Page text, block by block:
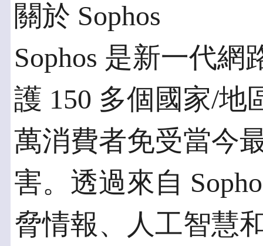
關於 Sophos
Sophos 是新一代
護 150 多個國家/地
萬消費者免受當今
害。透過來自
脅情報、人工智慧